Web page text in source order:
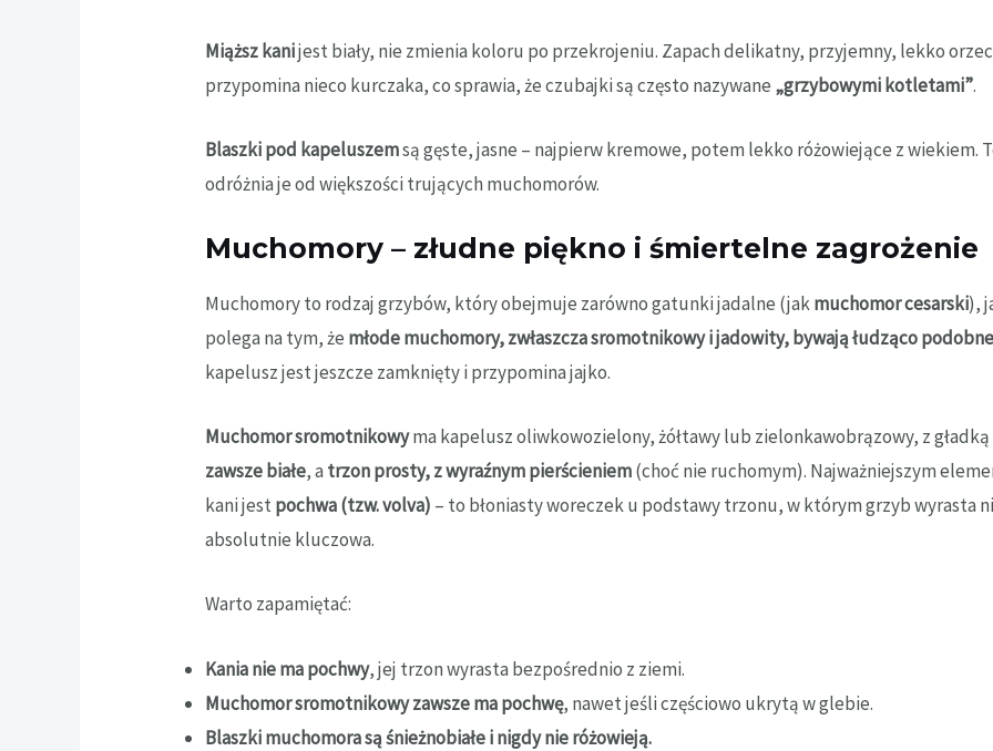
Miąższ kanijest biały, nie zmienia koloru po przekrojeniu. Zapach delikatny, przyjemny, lekko
przypomina nieco kurczaka, co sprawia, że czubajki są często nazywane „grzybowymi kotletami”.
Blaszki pod kapeluszemsą gęste, jasne – najpierw kremowe, potem lekko różowiejące z wiekiem.
odróżnia je od większości trujących muchomorów.
Muchomory – złudne piękno i śmiertelne zagrożenie
Muchomory to rodzaj grzybów, który obejmuje zarówno gatunki jadalne (jakmuchomor cesarski),
polega na tym, że młode muchomory, zwłaszcza sromotnikowy i jadowity, bywają łudząco
kapelusz jest jeszcze zamknięty i przypomina jajko.
Muchomor sromotnikowyma kapelusz oliwkowozielony, żółtawy lub zielonkawobrązowy, z
zawsze białe, a trzon prosty, z wyraźnym pierścieniem(choć nie ruchomym). Najważniejszym
kani jestpochwa (tzw. volva) – to błoniasty woreczek u podstawy trzonu, w którym grzyb wyrasta
absolutnie kluczowa.
Warto zapamiętać:
Kania nie ma pochwy, jej trzon wyrasta bezpośrednio z ziemi.
Muchomor sromotnikowy zawsze ma pochwę, nawet jeśli częściowo ukrytą w glebie.
Blaszki muchomora są śnieżnobiałe i nigdy nie różowieją.